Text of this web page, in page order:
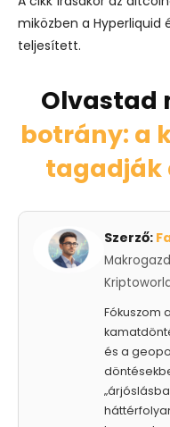
miközben a Hyperliquid
teljesített.
Olvastad
botrány: a
tagadják
Szerző:
Fókuszom
és a